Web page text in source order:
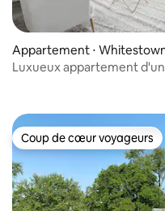
moyenne sur la base de 65
Appartement ⋅
Luxueux appartement
Coup de cœur voyageurs
Coup de cœur voyageurs